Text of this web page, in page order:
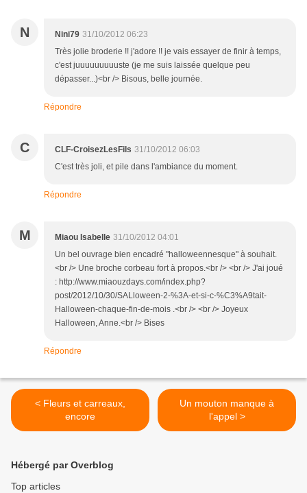
N Nini79 31/10/2012 06:23
Très jolie broderie !! j'adore !! je vais essayer de finir à temps,
c'est juuuuuuuuuste (je me suis laissée quelque peu
dépasser...)<br /> Bisous, belle journée.
Répondre
C CLF-CroisezLesFils 31/10/2012 06:03
C'est très joli, et pile dans l'ambiance du moment.
Répondre
M Miaou Isabelle 31/10/2012 04:01
Un bel ouvrage bien encadré "halloweennesque" à souhait.
<br /> Une broche corbeau fort à propos.<br /> <br /> J'ai joué
: http://www.miaouzdays.com/index.php?
post/2012/10/30/SALloween-2-%3A-et-si-c-%C3%A9tait-
Halloween-chaque-fin-de-mois .<br /> <br /> Joyeux
Halloween, Anne.<br /> Bises
Répondre
< Fleurs et carreaux,
encore
Un mouton manque à
l'appel >
Hébergé par Overblog
Top articles